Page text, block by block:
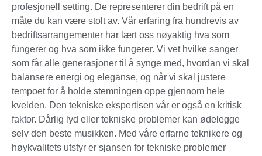
profesjonell setting. De representerer din bedrift på en
måte du kan være stolt av. Vår erfaring fra hundrevis av
bedriftsarrangementer har lært oss nøyaktig hva som
fungerer og hva som ikke fungerer. Vi vet hvilke sanger
som får alle generasjoner til å synge med, hvordan vi skal
balansere energi og eleganse, og når vi skal justere
tempoet for å holde stemningen oppe gjennom hele
kvelden. Den tekniske ekspertisen vår er også en kritisk
faktor. Dårlig lyd eller tekniske problemer kan ødelegge
selv den beste musikken. Med våre erfarne teknikere og
høykvalitets utstyr er sjansen for tekniske problemer